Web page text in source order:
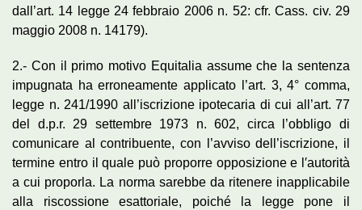
dall’art. 14 legge 24 febbraio 2006 n. 52: cfr. Cass. civ. 29
maggio 2008 n. 14179).
2.- Con il primo motivo Equitalia assume che la sentenza
impugnata ha erroneamente applicato l’art. 3, 4° comma,
legge n. 241/1990 all’iscrizione ipotecaria di cui all’art. 77
del d.p.r. 29 settembre 1973 n. 602, circa l’obbligo di
comunicare al contribuente, con l’avviso dell’iscrizione, il
termine entro il quale può proporre opposizione e l′autorità
a cui proporla. La norma sarebbe da ritenere inapplicabile
alla riscossione esattoriale, poiché la legge pone il